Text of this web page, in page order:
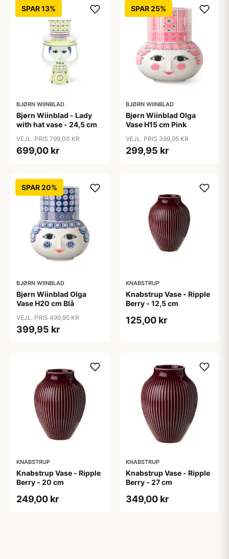
SPAR 13%
BJØRN WIINBLAD
Bjørn Wiinblad - Lady
with hat vase - 24,5 cm
VEJL. PRIS 799,00 KR
699,00 kr
SPAR 25%
BJØRN WIINBLAD
Bjørn Wiinblad Olga
Vase H15 cm Pink
VEJL. PRIS 399,95 KR
299,95 kr
SPAR 20%
BJØRN WIINBLAD
Bjørn Wiinblad Olga
Vase H20 cm Blå
VEJL. PRIS 499,95 KR
399,95 kr
KNABSTRUP
Knabstrup Vase - Ripple
Berry - 12,5 cm
125,00 kr
KNABSTRUP
Knabstrup Vase - Ripple
Berry - 20 cm
249,00 kr
KNABSTRUP
Knabstrup Vase - Ripple
Berry - 27 cm
349,00 kr